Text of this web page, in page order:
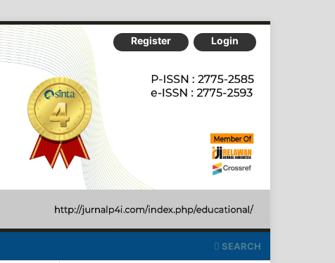
SEARCH
Register Login